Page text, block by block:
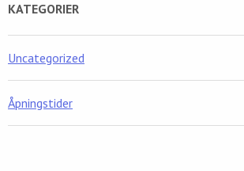
KATEGORIER
Uncategorized
Åpningstider